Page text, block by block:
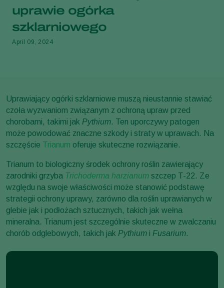
uprawie ogórka
szklarniowego
April 09, 2024
Uprawiający ogórki szklarniowe muszą nieustannie stawiać
czoła wyzwaniom związanym z ochroną upraw przed
chorobami, takimi jak Pythium. Ten uporczywy patogen
może powodować znaczne szkody i straty w uprawach. Na
szczęście Trianum oferuje skuteczne rozwiązanie.
Trianum to biologiczny środek ochrony roślin zawierający
zarodniki grzyba Trichoderma harzianum szczep T-22. Ze
względu na swoje właściwości może stanowić podstawę
strategii ochrony uprawy, zarówno dla roślin uprawianych w
glebie jak i podłożach sztucznych, takich jak wełna
mineralna. Trianum jest szczególnie skuteczne w zwalczaniu
chorób odglebowych, takich jak Pythium i Fusarium.